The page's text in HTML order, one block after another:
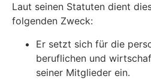
Laut seinen Statuten dient
folgenden Zweck:
Er setzt sich für die
beruflichen und
seiner Mitglieder ein.